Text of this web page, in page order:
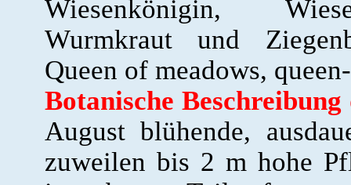
Wiesenkönigin,
Wurmkraut und
Queen of meadows,
Botanische
August blühende,
zuweilen bis 2 m hohe